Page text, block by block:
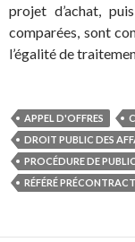
projet d’achat,
comparées, sont
l’égalité de
APPEL D'OFFRES
DROIT PUBLIC DES
PROCÉDURE DE
RÉFÉRÉ